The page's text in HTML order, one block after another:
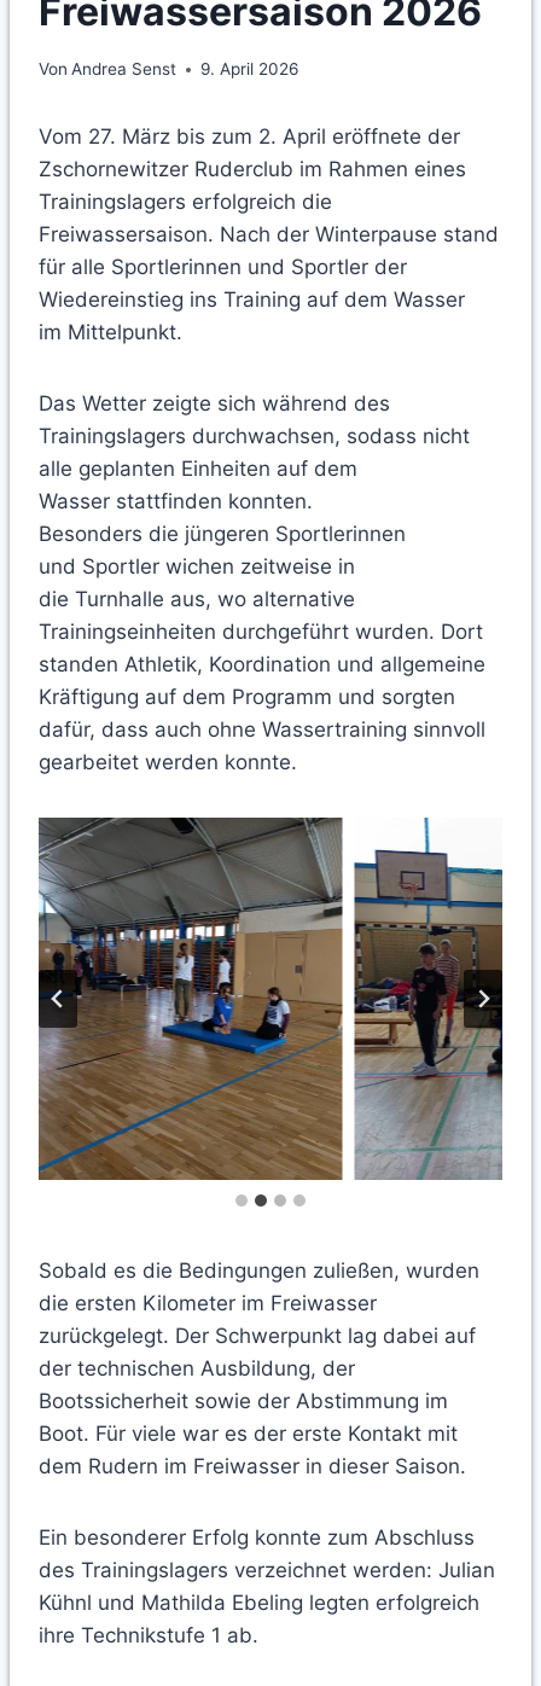
Freiwassersaison 2026
Von Andrea Senst 9. April 2026
Vom 27. März bis zum 2. April eröffnete der
Zschornewitzer Ruderclub im Rahmen eines
Trainingslagers erfolgreich die
Freiwassersaison. Nach der Winterpause stand
für alle Sportlerinnen und Sportler der
Wiedereinstieg ins Training auf dem Wasser
im Mittelpunkt.
Das Wetter zeigte sich während des
Trainingslagers durchwachsen, sodass nicht
alle geplanten Einheiten auf dem
Wasser stattfinden konnten.
Besonders die jüngeren Sportlerinnen
und Sportler wichen zeitweise in
die Turnhalle aus, wo alternative
Trainingseinheiten durchgeführt wurden. Dort
standen Athletik, Koordination und allgemeine
Kräftigung auf dem Programm und sorgten
dafür, dass auch ohne Wassertraining sinnvoll
gearbeitet werden konnte.
Sobald es die Bedingungen zuließen, wurden
die ersten Kilometer im Freiwasser
zurückgelegt. Der Schwerpunkt lag dabei auf
der technischen Ausbildung, der
Bootssicherheit sowie der Abstimmung im
Boot. Für viele war es der erste Kontakt mit
dem Rudern im Freiwasser in dieser Saison.
Ein besonderer Erfolg konnte zum Abschluss
des Trainingslagers verzeichnet werden: Julian
Kühnl und Mathilda Ebeling legten erfolgreich
ihre Technikstufe 1 ab.